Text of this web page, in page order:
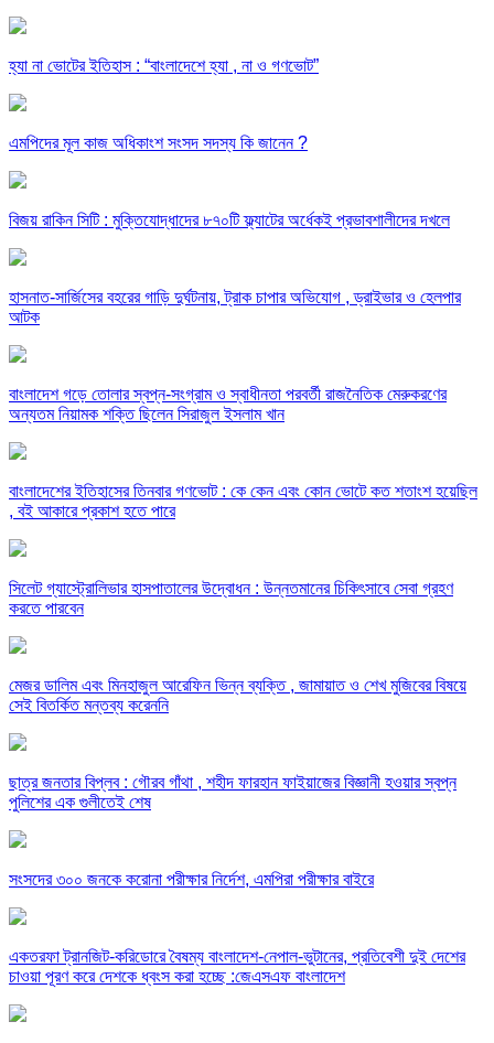
হ্যা না ভোটের ইতিহাস : “বাংলাদেশে হ্যা , না ও গণভোট”
এমপিদের মূল কাজ অধিকাংশ সংসদ সদস্য কি জানেন ?
বিজয় রাকিন সিটি : মুক্তিযোদ্ধাদের ৮৭০টি ফ্ল্যাটের অর্ধেকই প্রভাবশালীদের দখলে
হাসনাত-সার্জিসের বহরের গাড়ি দুর্ঘটনায়, ট্রাক চাপার অভিযোগ , ড্রাইভার ও হেলপার
আটক
বাংলাদেশ গড়ে তোলার স্বপ্ন-সংগ্রাম ও স্বাধীনতা পরবর্তী রাজনৈতিক মেরুকরণের
অন্যতম নিয়ামক শক্তি ছিলেন সিরাজুল ইসলাম খান
বাংলাদেশের ইতিহাসের তিনবার গণভোট : কে কেন এবং কোন ভোটে কত শতাংশ হয়েছিল
, বই আকারে প্রকাশ হতে পারে
সিলেট গ্যাস্ট্রোলিভার হাসপাতালের উদ্বোধন : উন্নতমানের চিকিৎসাবে সেবা গ্রহণ
করতে পারবেন
মেজর ডালিম এবং মিনহাজুল আরেফিন ভিন্ন ব্যক্তি , জামায়াত ও শেখ মুজিবের বিষয়ে
সেই বিতর্কিত মন্তব্য করেননি
ছাত্র জনতার বিপ্লব : গৌরব গাঁথা , শহীদ ফারহান ফাইয়াজের বিজ্ঞানী হওয়ার স্বপ্ন
পুলিশের এক গুলীতেই শেষ
সংসদের ৩০০ জনকে করোনা পরীক্ষার নির্দেশ, এমপিরা পরীক্ষার বাইরে
একতরফা ট্রানজিট-করিডোরে বৈষম্য বাংলাদেশ-নেপাল-ভুটানের, প্রতিবেশী দুই দেশের
চাওয়া পূরণ করে দেশকে ধ্বংস করা হচ্ছে :জেএসএফ বাংলাদেশ